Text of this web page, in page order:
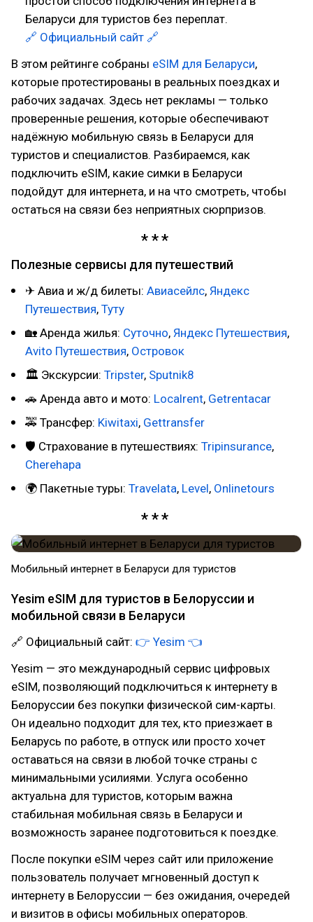
Беларуси для туристов без переплат.
🔗 Официальный сайт 🔗
В этом рейтинге собраны eSIM для Беларуси,
которые протестированы в реальных поездках и
рабочих задачах. Здесь нет рекламы — только
проверенные решения, которые обеспечивают
надёжную мобильную связь в Беларуси для
туристов и специалистов. Разбираемся, как
подключить eSIM, какие симки в Беларуси
подойдут для интернета, и на что смотреть, чтобы
остаться на связи без неприятных сюрпризов.
Полезные сервисы для путешествий
✈ Авиа и ж/д билеты: Авиасейлc, Яндекс
Путешествия, Туту
🏡 Аренда жилья: Суточно, Яндекс Путешествия,
Avito Путешествия, Островок
🏛 Экскурсии: Tripster, Sputnik8
🚗 Аренда авто и мото: Localrent, Getrentacar
🚕 Трансфер: Kiwitaxi, Gettransfer
🛡 Страхование в путешествиях: Tripinsurance,
Cherehapa
🌍 Пакетные туры: Travelata, Level, Onlinetours
Мобильный интернет в Беларуси для туристов
Yesim eSIM для туристов в Белоруссии и
мобильной связи в Беларуси
🔗 Официальный сайт: 👉 Yesim 👈
Yesim — это международный сервис цифровых
eSIM, позволяющий подключиться к интернету в
Белоруссии без покупки физической сим-карты.
Он идеально подходит для тех, кто приезжает в
Беларусь по работе, в отпуск или просто хочет
оставаться на связи в любой точке страны с
минимальными усилиями. Услуга особенно
актуальна для туристов, которым важна
стабильная мобильная связь в Беларуси и
возможность заранее подготовиться к поездке.
После покупки eSIM через сайт или приложение
пользователь получает мгновенный доступ к
интернету в Белоруссии — без ожидания, очередей
и визитов в офисы мобильных операторов.